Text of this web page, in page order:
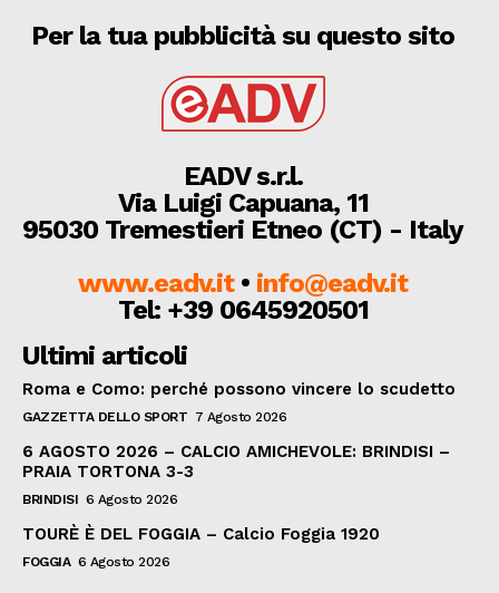
Per la tua pubblicità su questo sito
EADV s.r.l.
Via Luigi Capuana, 11
95030 Tremestieri Etneo (CT) - Italy
www.eadv.it• info@eadv.it
Tel: +39 0645920501
Ultimi articoli
Roma e Como: perché possono vincere lo scudetto
GAZZETTA DELLO SPORT 7 Agosto 2026
6 AGOSTO 2026 – CALCIO AMICHEVOLE: BRINDISI –
PRAIA TORTONA 3-3
BRINDISI 6 Agosto 2026
TOURÈ È DEL FOGGIA – Calcio Foggia 1920
FOGGIA 6 Agosto 2026